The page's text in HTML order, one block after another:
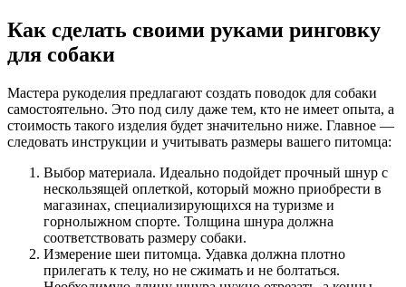
Как сделать своими руками ринговку
для собаки
Мастера рукоделия предлагают создать поводок для собаки
самостоятельно. Это под силу даже тем, кто не имеет опыта, а
стоимость такого изделия будет значительно ниже. Главное —
следовать инструкции и учитывать размеры вашего питомца:
Выбор материала. Идеально подойдет прочный шнур с
нескользящей оплеткой, который можно приобрести в
магазинах, специализирующихся на туризме и
горнолыжном спорте. Толщина шнура должна
соответствовать размеру собаки.
Измерение шеи питомца. Удавка должна плотно
прилегать к телу, но не сжимать и не болтаться.